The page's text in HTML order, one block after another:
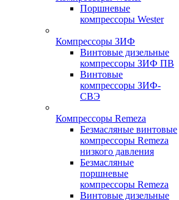
Поршневые
компрессоры Wester
Компрессоры ЗИФ
Винтовые дизельные
компрессоры ЗИФ ПВ
Винтовые
компрессоры ЗИФ-
СВЭ
Компрессоры Remeza
Безмасляные винтовые
компрессоры Remeza
низкого давления
Безмасляные
поршневые
компрессоры Remeza
Винтовые дизельные